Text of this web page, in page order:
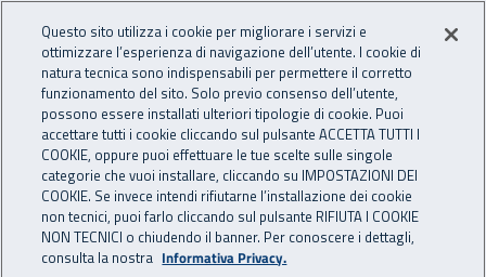
INAIL - Istituto Nazionale
Apri cerca
Navigazione principale
Navigazione - Ti trovi in:
Home Inail comunica Eventi
dal 02 al 03 ottobre 2023
Questo sito utilizza i cookie per migliorare i servizi e
ottimizzare l’esperienza di navigazione dell’utente. I cookie di
natura tecnica sono indispensabili per permettere il corretto
funzionamento del sito. Solo previo consenso dell’utente,
possono essere installati ulteriori tipologie di cookie. Puoi
accettare tutti i cookie cliccando sul pulsante ACCETTA TUTTI I
COOKIE, oppure puoi effettuare le tue scelte sulle singole
categorie che vuoi installare, cliccando su IMPOSTAZIONI DEI
COOKIE. Se invece intendi rifiutarne l’installazione dei cookie
non tecnici, puoi farlo cliccando sul pulsante RIFIUTA I COOKIE
NON TECNICI o chiudendo il banner. Per conoscere i dettagli,
consulta la nostra Informativa Privacy.